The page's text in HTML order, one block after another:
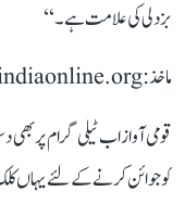
بزدلی کی علامت ہے۔‘‘
ماخذ: ruralindiaonline.org
قومی آواز اب ٹیلی گرام پر
کو جوائن کرنے کے لئے یہاں